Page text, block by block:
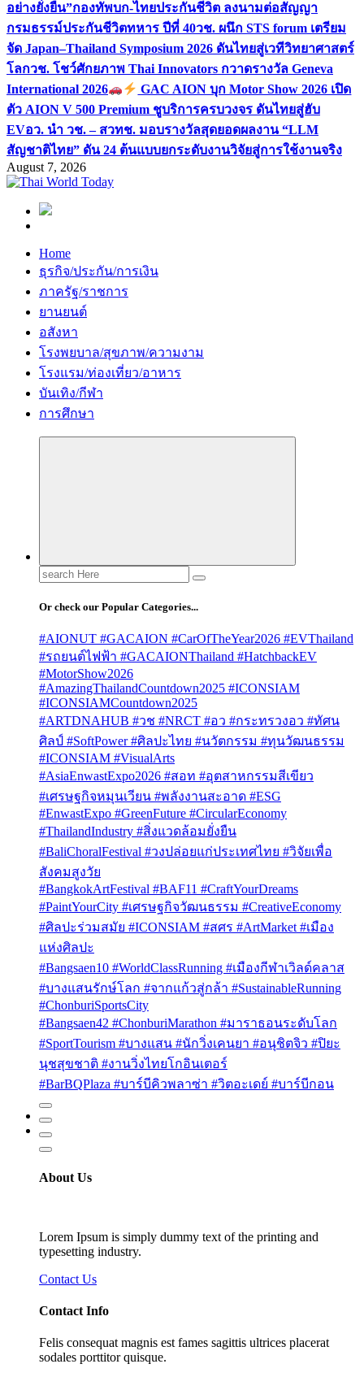
อย่างยั่งยืน”กองทัพบก-ไทยประกันชีวิต ลงนามต่อสัญญา
กรมธรรม์ประกันชีวิตทหาร ปีที่ 40วช. ผนึก STS forum เตรียม
จัด Japan–Thailand Symposium 2026 ดันไทยสู่เวทีวิทยาศาสตร์
โลกวช. โชว์ศักยภาพ Thai Innovators กวาดรางวัล Geneva
International 2026
GAC AION บุก Motor Show 2026 เปิด
ตัว AION V 500 Premium ชูบริการครบวงจร ดันไทยสู่ฮับ
EVอว. นำ วช. – สวทช. มอบรางวัลสุดยอดผลงาน “LLM
สัญชาติไทย” ดัน 24 ต้นแบบยกระดับงานวิจัยสู่การใช้งานจริง
August 7, 2026
Home
ธุรกิจ/ประกัน/การเงิน
ภาครัฐ/ราชการ
ยานยนต์
อสังหา
โรงพยบาล/สุขภาพ/ความงาม
โรงแรม/ท่องเที่ยว/อาหาร
บันเทิง/กีฬา
การศึกษา
Search
for:
Or check our Popular Categories...
#AIONUT #GACAION #CarOfTheYear2026 #EVThailand
#รถยนต์ไฟฟ้า #GACAIONThailand #HatchbackEV
#MotorShow2026
#AmazingThailandCountdown2025 #ICONSIAM
#ICONSIAMCountdown2025
#ARTDNAHUB #วช #NRCT #อว #กระทรวงอว #ทัศน
ศิลป์ #SoftPower #ศิลปะไทย #นวัตกรรม #ทุนวัฒนธรรม
#ICONSIAM #VisualArts
#AsiaEnwastExpo2026 #สอท #อุตสาหกรรมสีเขียว
#เศรษฐกิจหมุนเวียน #พลังงานสะอาด #ESG
#EnwastExpo #GreenFuture #CircularEconomy
#ThailandIndustry #สิ่งแวดล้อมยั่งยืน
#BaliChoralFestival #วงปล่อยแก่ประเทศไทย #วิจัยเพื่อ
สังคมสูงวัย
#BangkokArtFestival #BAF11 #CraftYourDreams
#PaintYourCity #เศรษฐกิจวัฒนธรรม #CreativeEconomy
#ศิลปะร่วมสมัย #ICONSIAM #สศร #ArtMarket #เมือง
แห่งศิลปะ
#Bangsaen10 #WorldClassRunning #เมืองกีฬาเวิลด์คลาส
#บางแสนรักษ์โลก #จากแก้วสู่กล้า #SustainableRunning
#ChonburiSportsCity
#Bangsaen42 #ChonburiMarathon #มาราธอนระดับโลก
#SportTourism #บางแสน #นักวิ่งเคนยา #อนุชิตจิว #ปิยะ
นุชสุขชาติ #งานวิ่งไทยโกอินเตอร์
#BarBQPlaza #บาร์บีคิวพลาซ่า #วิตอะเดย์ #บาร์บีกอน
About Us
Lorem Ipsum is simply dummy text of the printing and
typesetting industry.
Contact Us
Contact Info
Felis consequat magnis est fames sagittis ultrices placerat
sodales porttitor quisque.